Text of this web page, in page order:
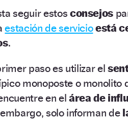
seguir estos consejos
estación de servicioestá
.
paso es utilizar el
monoposte o monolito
en el área de
solo informan de